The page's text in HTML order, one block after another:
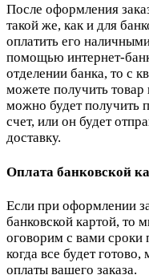
После оформления
такой же, как и для
оплатить его
помощью интернет-
отделении банка, то с
можете получить товар
можно будет получить
счет, или он будет
доставку.
Оплата банковской
Если при оформлении
банковской картой, то
оговорим с вами сроки
когда все будет
оплаты вашего заказа.